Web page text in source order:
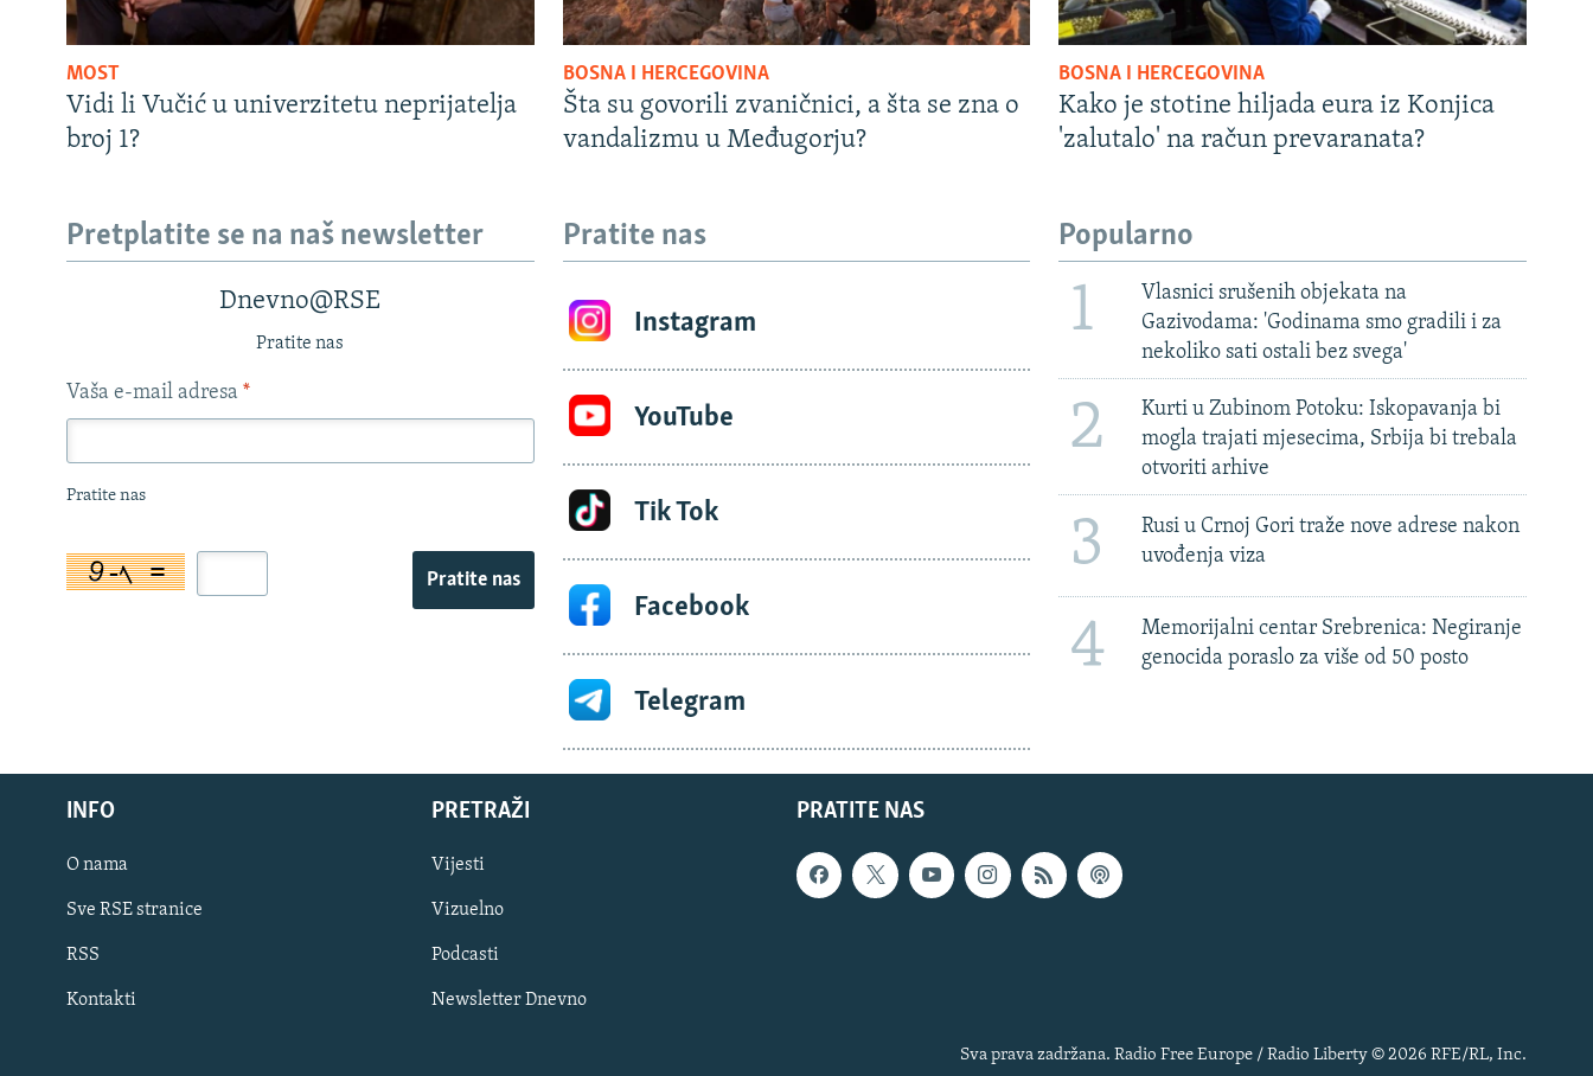
MOST
Vidi li Vučić u univerzitetu neprijatelja
broj 1?
BOSNA I HERCEGOVINA
Šta su govorili zvaničnici, a šta se zna o
vandalizmu u Međugorju?
BOSNA I HERCEGOVINA
Kako je stotine hiljada eura iz Konjica
'zalutalo' na račun prevaranata?
Pretplatite se na naš newsletter
Dnevno@RSE
Pratite nas
Vaša e-mail adresa *
Pratite nas
Pratite nas
Pratite nas
Instagram
YouTube
Tik Tok
Facebook
Telegram
Popularno
1
Vlasnici srušenih objekata na
Gazivodama: 'Godinama smo gradili i za
nekoliko sati ostali bez svega'
2
Kurti u Zubinom Potoku: Iskopavanja bi
mogla trajati mjesecima, Srbija bi trebala
otvoriti arhive
3
Rusi u Crnoj Gori traže nove adrese nakon
uvođenja viza
4
Memorijalni centar Srebrenica: Negiranje
genocida poraslo za više od 50 posto
PRATITE NAS
INFO
O nama
Sve RSE stranice
RSS
Kontakti
PRETRAŽI
Vijesti
Vizuelno
Podcasti
Newsletter Dnevno
Sva prava zadržana. Radio Free Europe / Radio Liberty © 2026 RFE/RL, Inc.